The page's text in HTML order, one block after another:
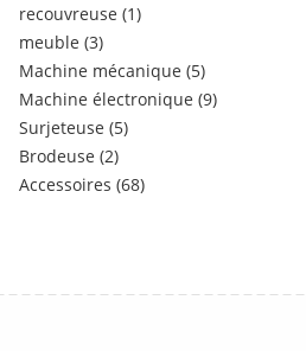
recouvreuse (1)
meuble (3)
Machine mécanique (5)
Machine électronique (9)
Surjeteuse (5)
Brodeuse (2)
Accessoires (68)